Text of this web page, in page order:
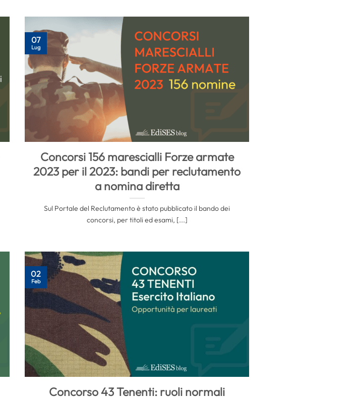
Concorsi 156 marescialli Forze armate
2023 per il 2023: bandi per reclutamento
a nomina diretta
Sul Portale del Reclutamento è stato pubblicato il bando dei
concorsi, per titoli ed esami, [...]
07
Lug
Concorso 43 Tenenti: ruoli normali
02
Feb